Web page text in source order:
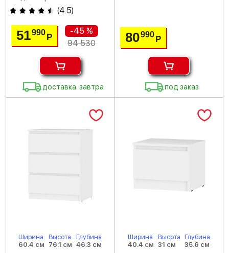
(4.5)
51990Р
-45 %
94 530
доставка: завтра
80990 Р
под заказ
Ширина
60.4 см
Высота
76.1 см
Глубина
46.3 см
Ширина
40.4 см
Высота
31 см
Глубина
35.6 см